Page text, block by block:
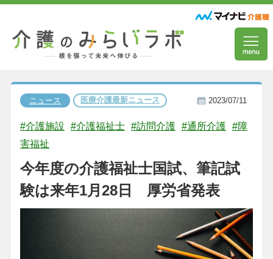
ニュース 医療介護最新ニュース 2023/07/11
#介護施設 #介護福祉士 #訪問介護 #通所介護 #障
害福祉
今年度の介護福祉士国試、筆記試
験は来年1月28日 厚労省発表